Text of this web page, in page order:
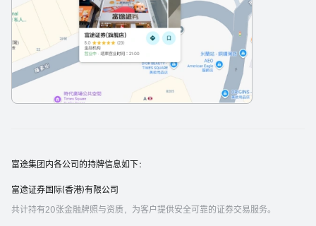
富途集团内各公司的持牌信息如下：
富途证券国际(香港)有限公司
共计持有20张金融牌照与资质，为客户提供安全可靠的证券交易服务。